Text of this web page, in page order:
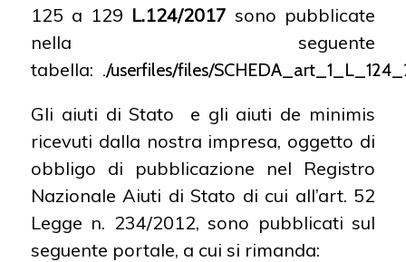
125 a 129 L.124/2017 sono pubblicate
nella seguente
tabella: ./userfiles/files/
Gli aiuti di Stato e gli aiuti de minimis
ricevuti dalla nostra impresa, oggetto di
obbligo di pubblicazione nel Registro
Nazionale Aiuti di Stato di cui all’art. 52
Legge n. 234/2012, sono pubblicati sul
seguente portale, a cui si rimanda: